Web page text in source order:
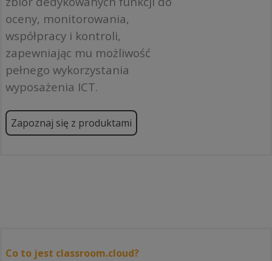
oceny, monitorowania,
współpracy i kontroli,
zapewniając mu możliwość
pełnego wykorzystania
wyposażenia ICT.
Zapoznaj się z produktami
Co to jest classroom.cloud?